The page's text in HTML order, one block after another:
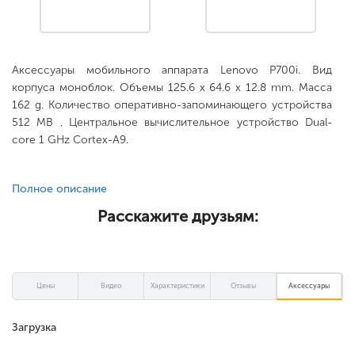
Аксессуары мобильного аппарата Lenovo P700i. Вид
корпуса моноблок. Объемы 125.6 x 64.6 x 12.8 mm. Масса
162 g. Количество оперативно-запоминающего устройства
512 MB . Центральное вычислительное устройство Dual-
core 1 GHz Cortex-A9.
Полное описание
Расскажите друзьям:
Цены Видео Характеристики Отзывы Аксессуары
Загрузка